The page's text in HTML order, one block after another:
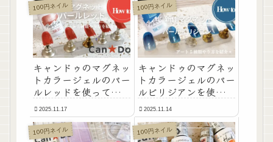
100円ネイル
キャンドゥのマグネッ
トカラージェルのパー
ルレッドを使ってマグ
ネットアートのやり方
を5種類紹介
2025.11.17
100円ネイル
キャンドゥのマグネッ
トカラージェルのパー
ルビリジアンを使って
マグネットアートのや
り方を5種類紹介
2025.11.14
100円ネイル 100円ネイル